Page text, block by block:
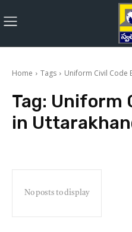
Home Tags Uniform Civil Code
Tag: Uniform
in
No posts to display